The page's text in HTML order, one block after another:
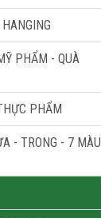
PHẨM - QUÀ
PHẨM
- TRONG - 7 MÀU